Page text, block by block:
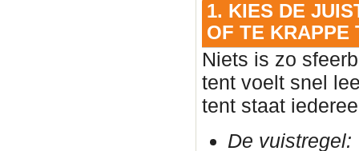
1. KIES DE
OF TE KRAPPE
Niets is zo
tent voelt snel
tent staat
De vuistregel: